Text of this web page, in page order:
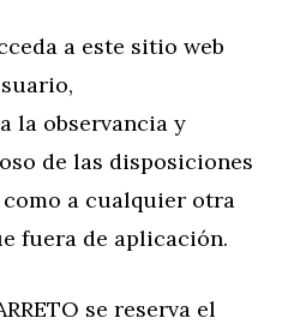
a este sitio web
la observancia y
de las disposiciones
a cualquier otra
fuera de aplicación.
se reserva el